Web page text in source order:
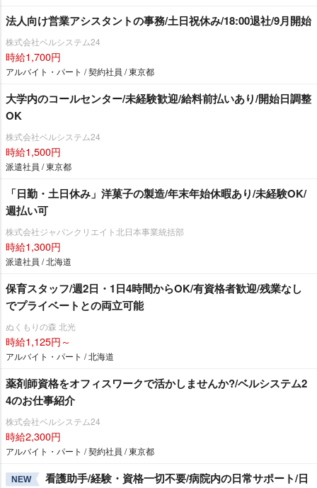
法人向け営業アシスタントの事務/土日祝休み/18:00退社/9月開始
株式会社ベルシステム24
時給1,700円
アルバイト・パート / 契約社員 / 東京都
大学内のコールセンター/未経験歓迎/給料前払いあり/開始日調整
OK
株式会社ベルシステム24
時給1,500円
派遣社員 / 東京都
「日勤・土日休み」洋菓子の製造/年末年始休暇あり/未経験OK/
週払い可
株式会社ジャパンクリエイト北日本事業統括部
時給1,300円
派遣社員 / 北海道
保育スタッフ/週2日・1日4時間からOK/有資格者歓迎/残業なし
でプライベートとの両立可能
ぬくもりの森 北光
時給1,125円～
アルバイト・パート / 北海道
薬剤師資格をオフィスワークで活かしませんか?/ベルシステム2
4のお仕事紹介
株式会社ベルシステム24
時給2,300円
アルバイト・パート / 契約社員 / 東京都
NEW
看護助手/経験・資格一切不要/病院内の日常サポート/日